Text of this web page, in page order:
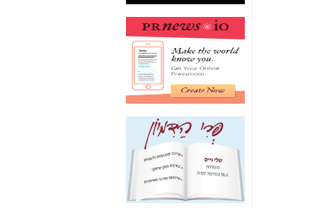
האם ביבי כשר
תקשורת עזר לקב'
בזק? -כאן
מה מקור ה-Fake
News שהביא לתפירת
תיק לביבי והעלמת
החשודים הנכונים -כאן
אחת הרגליים של "תיק
4000 התפור"
התמוטטה היום
בניצחון (כפול) של בזק
-
כאן
איך כתבות מפנקות